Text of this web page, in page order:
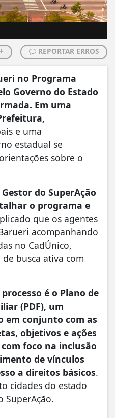
REPORTAR ERROS
no Programa
Governo do Estado
Em uma
e uma
estadual se
sobre o
do SuperAção
o programa e
que os agentes
acompanhando
no CadÚnico,
busca ativa com
é o Plano de
(PDF), um
em conjunto com as
objetivos e ações
foco na inclusão
de vínculos
a direitos básicos.
cidades do estado
SuperAção.